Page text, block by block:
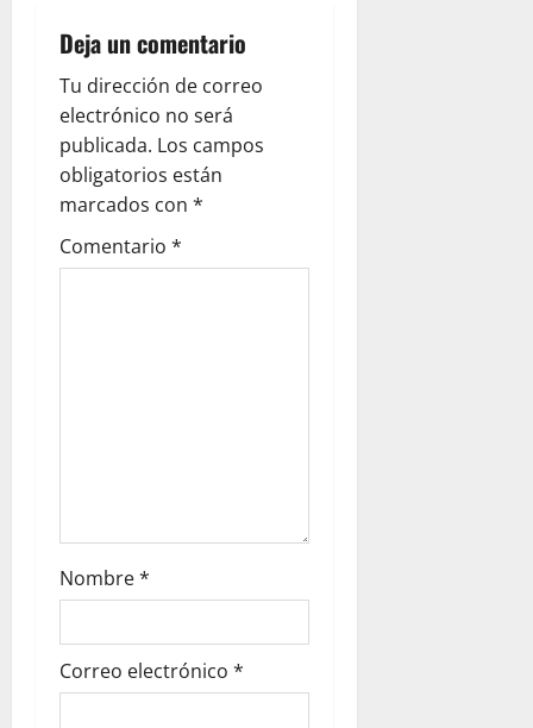
v
i
g
a
t
i
Deja un comentario
Tu dirección de correo
electrónico no será
publicada. Los campos
obligatorios están
marcados con *
Comentario *
Nombre*
Correo electrónico *